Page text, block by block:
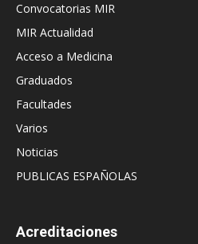
Convocatorias MIR
MIR Actualidad
Acceso a Medicina
Graduados
Facultades
Varios
Noticias
PUBLICAS ESPAÑOLAS
Acreditaciones